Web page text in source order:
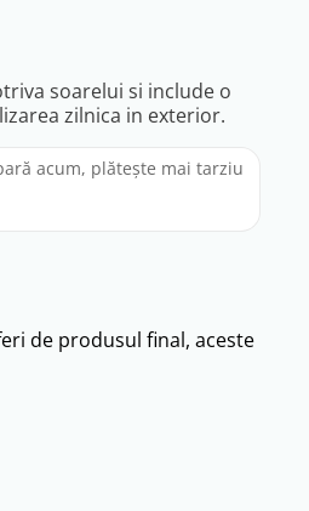
soarelui si include o
zilnica in exterior.
acum, plătește mai tarziu
de produsul final, aceste